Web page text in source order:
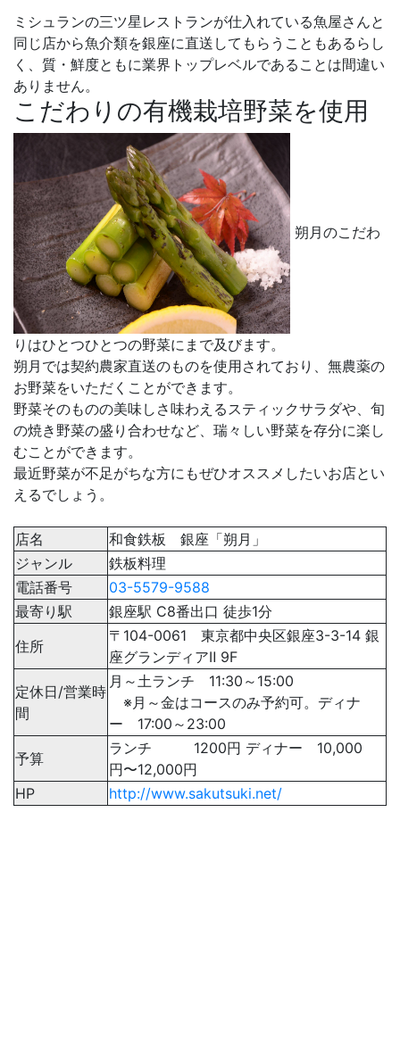
ミシュランの三ツ星レストランが仕入れている魚屋さんと
同じ店から魚介類を銀座に直送してもらうこともあるらし
く、質・鮮度ともに業界トップレベルであることは間違い
ありません。
こだわりの有機栽培野菜を使用
朔月のこだわ
りはひとつひとつの野菜にまで及びます。
朔月では契約農家直送のものを使用されており、無農薬の
お野菜をいただくことができます。
野菜そのものの美味しさ味わえるスティックサラダや、旬
の焼き野菜の盛り合わせなど、瑞々しい野菜を存分に楽し
むことができます。
最近野菜が不足がちな方にもぜひオススメしたいお店とい
えるでしょう。
店名
和食鉄板 銀座「朔月」
ジャンル
鉄板料理
電話番号
03-5579-9588
最寄り駅
銀座駅 C8番出口 徒歩1分
住所
〒104-0061 東京都中央区銀座3-3-14 銀
座グランディアⅡ 9F
定休日/営業時
間
月～土ランチ 11:30～15:00
※月～金はコースのみ予約可。ディナ
ー 17:00～23:00
予算
ランチ 1200円 ディナー 10,000
円〜12,000円
HP
http://www.sakutsuki.net/